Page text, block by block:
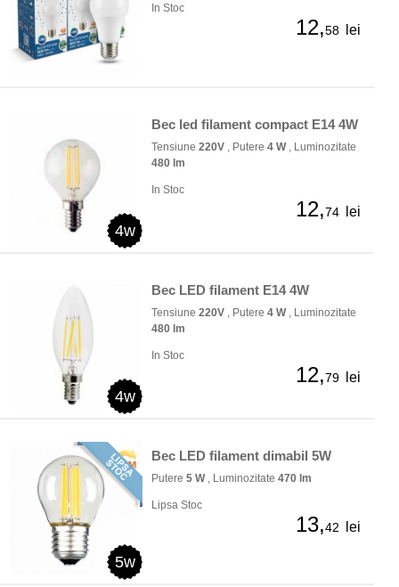
In Stoc
12,58 lei
4w
Bec led filament compact E14 4W
Tensiune 220V , Putere 4 W, Luminozitate
480 lm
In Stoc
12,74 lei
4w
Bec LED filament E14 4W
Tensiune 220V , Putere 4 W, Luminozitate
480 lm
In Stoc
12,79 lei
5w
Bec LED filament dimabil 5W
Putere 5 W, Luminozitate 470 lm
Lipsa Stoc
13,42 lei